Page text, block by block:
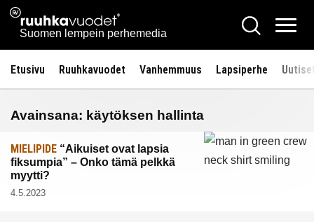
Siirry
sisältöön
Ruuhkavuodet.fi
Suomen lempein perhemedia
Hae
Etusivu Ruuhkavuodet Vanhemmuus Lapsiperhe
Avainsana: käytöksen hallinta
MIELIPIDE “Aikuiset ovat lapsia
fiksumpia” – Onko tämä pelkkä
myytti?
4.5.2023